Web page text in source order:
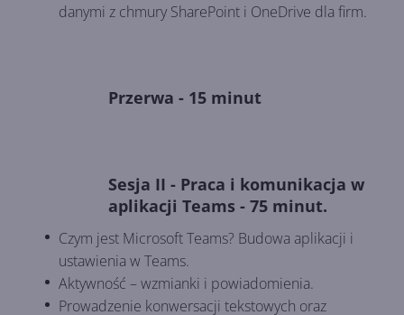
danymi z chmury SharePoint i OneDrive dla firm.
Przerwa - 15 minut
Sesja II - Praca i komunikacja w
aplikacji Teams - 75 minut.
Czym jest Microsoft Teams? Budowa aplikacji i
ustawienia w Teams.
Aktywność – wzmianki i powiadomienia.
Prowadzenie konwersacji tekstowych oraz